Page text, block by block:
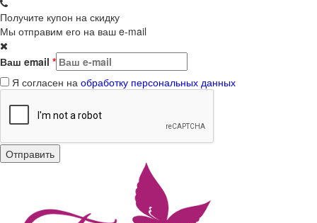
Получите купон на скидку
Мы отправим его на ваш e-mail
Ваш email *
Я согласен на обработку персональных данных